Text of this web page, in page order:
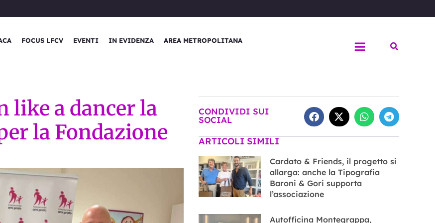
FOCUS LFCV EVENTI IN EVIDENZA
AREA METROPOLITANA
Cerca
like a dancer la
la Fondazione
CONDIVIDI SUI
SOCIAL
ARTICOLI SIMILI
Cardato & Friends, il progetto si
allarga: anche la Tipografia
Baroni & Gori supporta
l’associazione
Autofficina Montegrappa,